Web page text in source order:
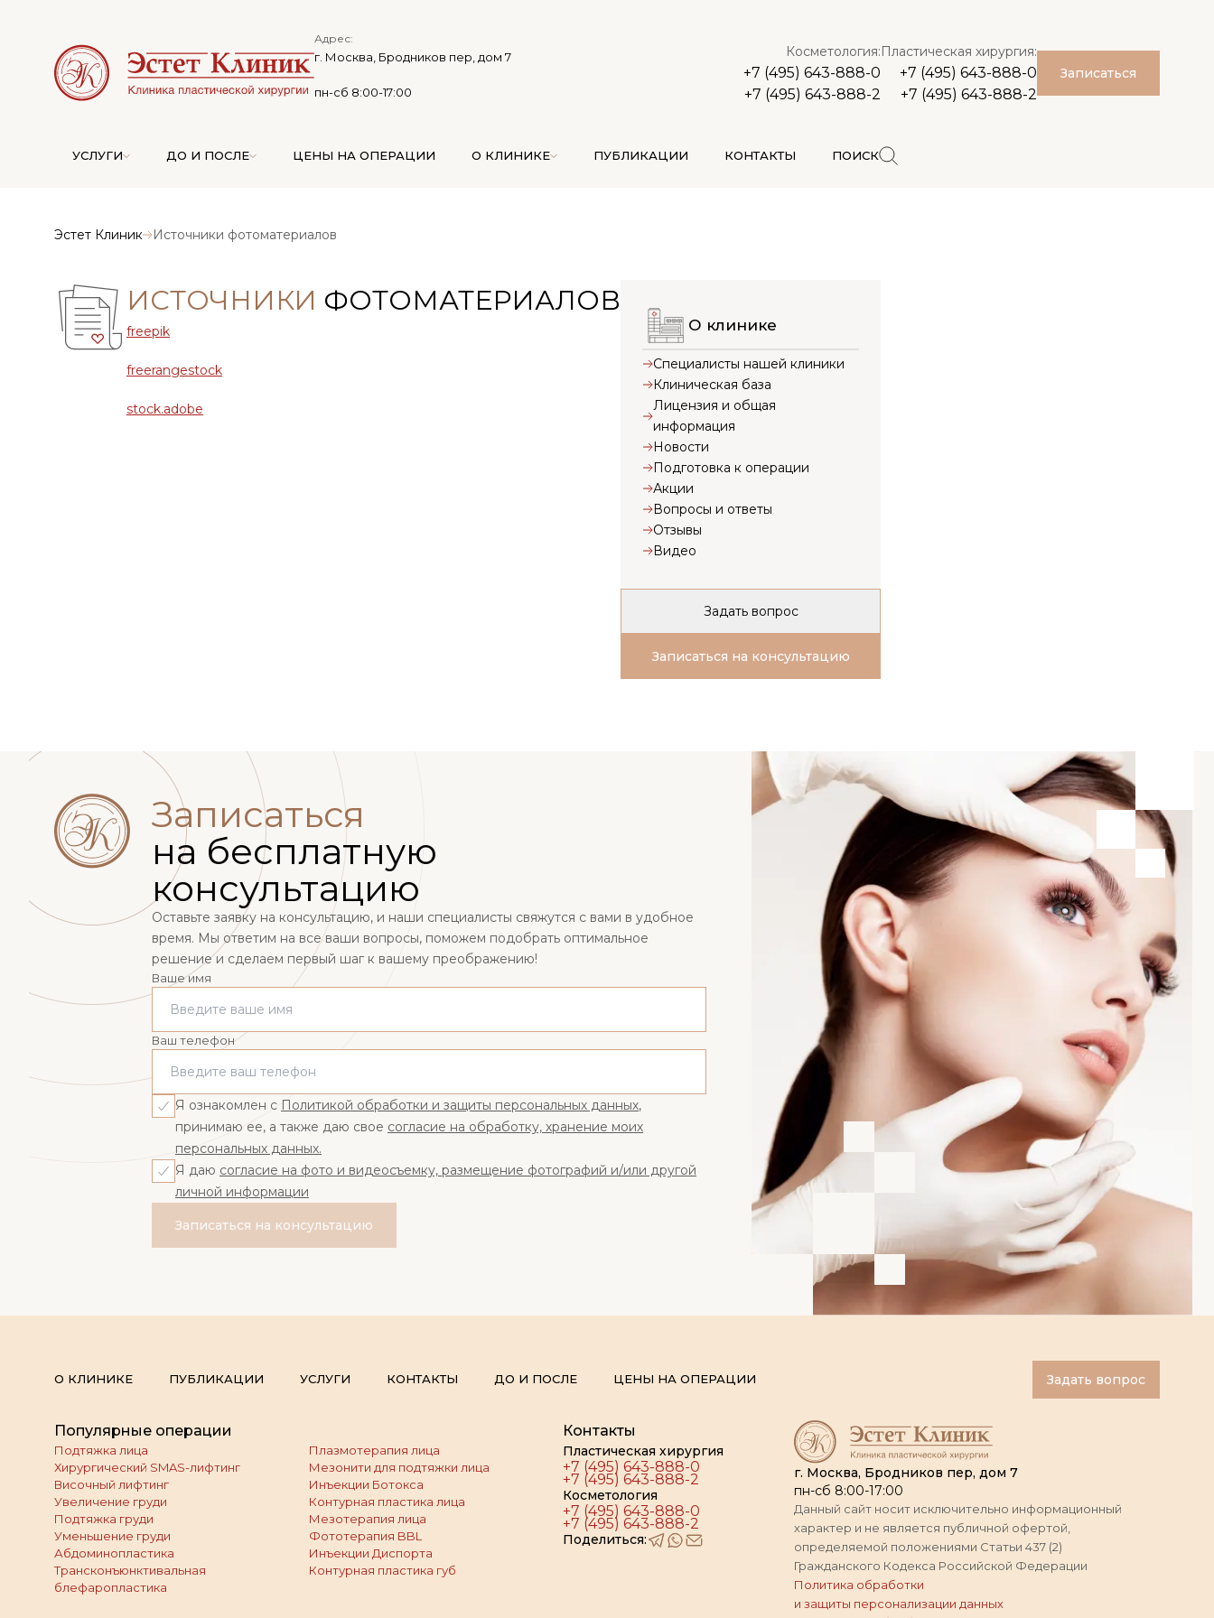
Адрес:
г. Москва, Бродников пер, дом 7
пн-сб 8:00-17:00
Косметология:
+7 (495) 643-888-0
+7 (495) 643-888-2
Пластическая хирургия:
+7 (495) 643-888-0
+7 (495) 643-888-2
Записаться
УСЛУГИ ДО И ПОСЛЕ ЦЕНЫ НА ОПЕРАЦИИ О КЛИНИКЕ ПУБЛИКАЦИИ КОНТАКТЫ ПОИСК
Эстет Клиник Источники фотоматериалов
ИСТОЧНИКИ ФОТОМАТЕРИАЛОВ
freepik
freerangestock
stock.adobe
О клинике
Специалисты нашей клиники
Клиническая база
Лицензия и общая
информация
Новости
Подготовка к операции
Акции
Вопросы и ответы
Отзывы
Видео
Задать вопрос
Записаться на консультацию
Записаться
на бесплатную
консультацию
Оставьте заявку на консультацию, и наши специалисты свяжутся с вами в удобное
время. Мы ответим на все ваши вопросы, поможем подобрать оптимальное
решение и сделаем первый шаг к вашему преображению!
Ваше имя
Ваш телефон
Я ознакомлен с Политикой обработки и защиты персональных данных,
принимаю ее, а также даю свое согласие на обработку, хранение моих
персональных данных.
Я даю согласие на фото и видеосъемку, размещение фотографий и/или другой
личной информации
Записаться на консультацию
О КЛИНИКЕ ПУБЛИКАЦИИ УСЛУГИ КОНТАКТЫ ДО И ПОСЛЕ ЦЕНЫ НА ОПЕРАЦИИ Задать вопрос
г. Москва, Бродников пер, дом 7
пн-сб 8:00-17:00
Данный сайт носит исключительно информационный
характер и не является публичной офертой,
определяемой положениями Статьи 437 (2)
Гражданского Кодекса Российской Федерации
Политика обработки
и защиты персонализации данных
Популярные операции
Подтяжка лица
Хирургический SMAS-лифтинг
Височный лифтинг
Увеличение груди
Подтяжка груди
Уменьшение груди
Абдоминопластика
Трансконъюнктивальная
блефаропластика
Плазмотерапия лица
Мезонити для подтяжки лица
Инъекции Ботокса
Контурная пластика лица
Мезотерапия лица
Фототерапия BBL
Инъекции Диспорта
Контурная пластика губ
Контакты
Пластическая хирургия
+7 (495) 643-888-0
+7 (495) 643-888-2
Косметология
+7 (495) 643-888-0
+7 (495) 643-888-2
Поделиться: